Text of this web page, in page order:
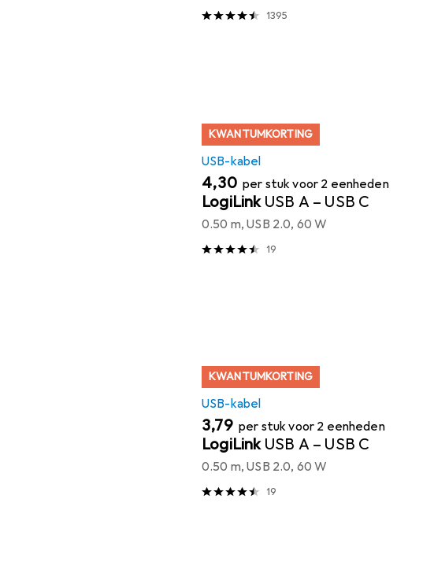
1395
KWANTUMKORTING
USB-kabel
EUR
4,30 per stuk voor 2 eenheden
LogiLink USB A – USB C
0.50 m, USB 2.0, 60 W
19
KWANTUMKORTING
USB-kabel
EUR
3,79 per stuk voor 2 eenheden
LogiLink USB A – USB C
0.50 m, USB 2.0, 60 W
19